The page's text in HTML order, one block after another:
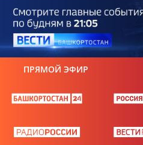
ПРЯМОЙ ЭФИР